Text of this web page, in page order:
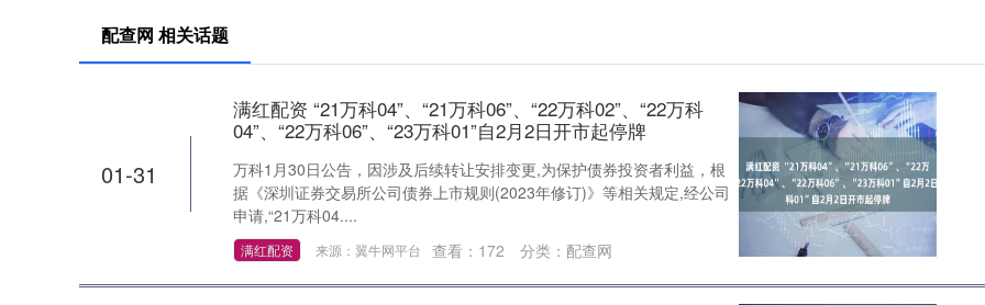
配查网 相关话题
01-31
满红配资 “21万科04”、“21万科06”、“22万科02”、“22万科
04”、“22万科06”、“23万科01”自2月2日开市起停牌
万科1月30日公告，因涉及后续转让安排变更,为保护债券投资者利益，根
据《深圳证券交易所公司债券上市规则(2023年修订)》等相关规定,经公司
申请,“21万科04....
满红配资 来源：翼牛网平台 查看： 172 分类： 配查网